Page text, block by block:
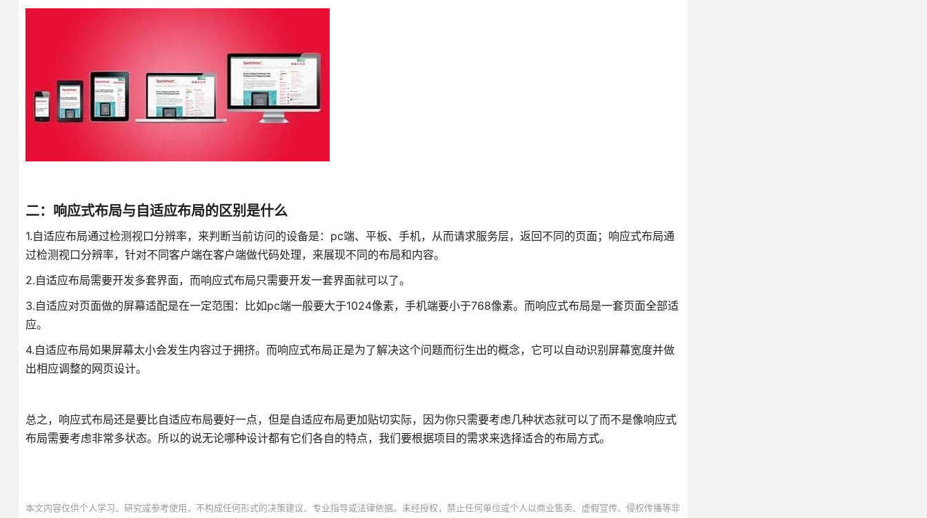
二：响应式布局与自适应布局的区别是什么
1.自适应布局通过检测视口分辨率，来判断当前访问的设备是：pc端、平板、手机，从而请求服务层，返回不同的页面；响应式布局通
过检测视口分辨率，针对不同客户端在客户端做代码处理，来展现不同的布局和内容。
2.自适应布局需要开发多套界面，而响应式布局只需要开发一套界面就可以了。
3.自适应对页面做的屏幕适配是在一定范围：比如pc端一般要大于1024像素，手机端要小于768像素。而响应式布局是一套页面全部适
应。
4.自适应布局如果屏幕太小会发生内容过于拥挤。而响应式布局正是为了解决这个问题而衍生出的概念，它可以自动识别屏幕宽度并做
出相应调整的网页设计。
总之，响应式布局还是要比自适应布局要好一点，但是自适应布局更加贴切实际，因为你只需要考虑几种状态就可以了而不是像响应式
布局需要考虑非常多状态。所以的说无论哪种设计都有它们各自的特点，我们要根据项目的需求来选择适合的布局方式。
本文内容仅供个人学习、研究或参考使用，不构成任何形式的决策建议、专业指导或法律依据。未经授权，禁止任何单位或个人以商业售卖、虚假宣传、侵权传播等非